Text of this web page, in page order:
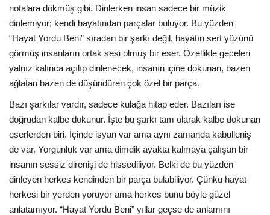
notalara dökmüş gibi. Dinlerken insan sadece bir müzik
dinlemiyor; kendi hayatından parçalar buluyor. Bu yüzden
“Hayat Yordu Beni” sıradan bir şarkı değil, hayatın sert yüzünü
görmüş insanların ortak sesi olmuş bir eser. Özellikle geceleri
yalnız kalınca açılıp dinlenecek, insanın içine dokunan, bazen
ağlatan bazen de düşündüren çok özel bir parça.
Bazı şarkılar vardır, sadece kulağa hitap eder. Bazıları ise
doğrudan kalbe dokunur. İşte bu şarkı tam olarak kalbe dokunan
eserlerden biri. İçinde isyan var ama aynı zamanda kabulleniş
de var. Yorgunluk var ama dimdik ayakta kalmaya çalışan bir
insanın sessiz direnişi de hissediliyor. Belki de bu yüzden
dinleyen herkes kendinden bir parça bulabiliyor. Çünkü hayat
herkesi bir yerden yoruyor ama herkes bunu böyle güzel
anlatamıyor. “Hayat Yordu Beni” yıllar geçse de anlamını